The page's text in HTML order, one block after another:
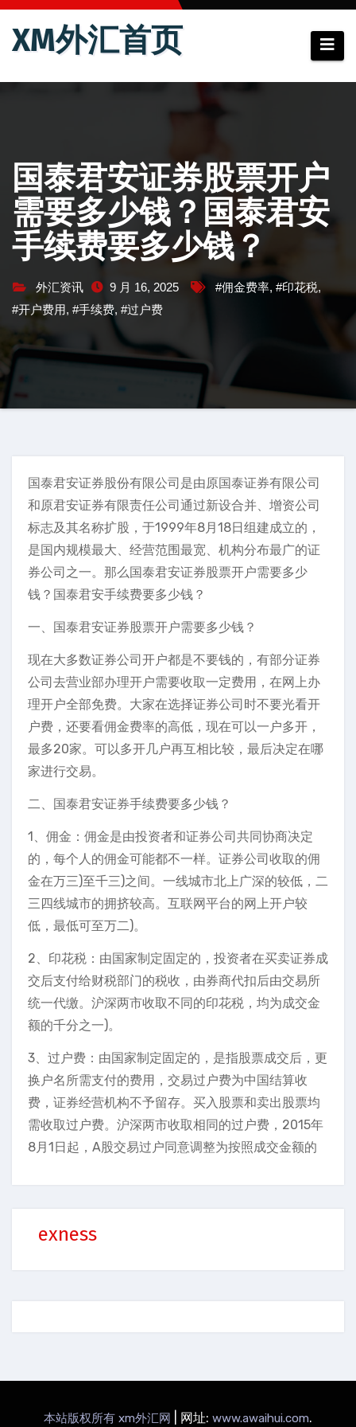
跳
XM外汇首页
国泰君安证券股票开户
需要多少钱？国泰君安
手续费要多少钱？
外汇资讯 9 月 16, 2025 #佣金费率, #印花税,
#开户费用, #手续费, #过户费
国泰君安证券股份有限公司是由原国泰证券有限公司
和原君安证券有限责任公司通过新设合并、增资公司
标志及其名称扩股，于1999年8月18日组建成立的，
是国内规模最大、经营范围最宽、机构分布最广的证
券公司之一。那么国泰君安证券股票开户需要多少
钱？国泰君安手续费要多少钱？
一、国泰君安证券股票开户需要多少钱？
现在大多数证券公司开户都是不要钱的，有部分证券
公司去营业部办理开户需要收取一定费用，在网上办
理开户全部免费。大家在选择证券公司时不要光看开
户费，还要看佣金费率的高低，现在可以一户多开，
最多20家。可以多开几户再互相比较，最后决定在哪
家进行交易。
二、国泰君安证券手续费要多少钱？
1、佣金：佣金是由投资者和证券公司共同协商决定
的，每个人的佣金可能都不一样。证券公司收取的佣
金在万三)至千三)之间。一线城市北上广深的较低，二
三四线城市的拥挤较高。互联网平台的网上开户较
低，最低可至万二)。
2、印花税：由国家制定固定的，投资者在买卖证券成
交后支付给财税部门的税收，由券商代扣后由交易所
统一代缴。沪深两市收取不同的印花税，均为成交金
额的千分之一)。
3、过户费：由国家制定固定的，是指股票成交后，更
换户名所需支付的费用，交易过户费为中国结算收
费，证券经营机构不予留存。买入股票和卖出股票均
需收取过户费。沪深两市收取相同的过户费，2015年
8月1日起，A股交易过户同意调整为按照成交金额的
exness
本站版权所有 xm外汇网 网址: www.awaihui.com.